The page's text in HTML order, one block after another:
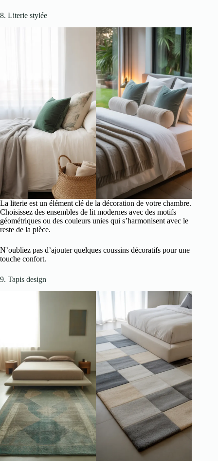
8. Literie stylée
La literie est un élément clé de la décoration de votre chambre.
Choisissez des ensembles de lit modernes avec des motifs
géométriques ou des couleurs unies qui s’harmonisent avec le
reste de la pièce.
N’oubliez pas d’ajouter quelques coussins décoratifs pour une
touche confort.
9. Tapis design